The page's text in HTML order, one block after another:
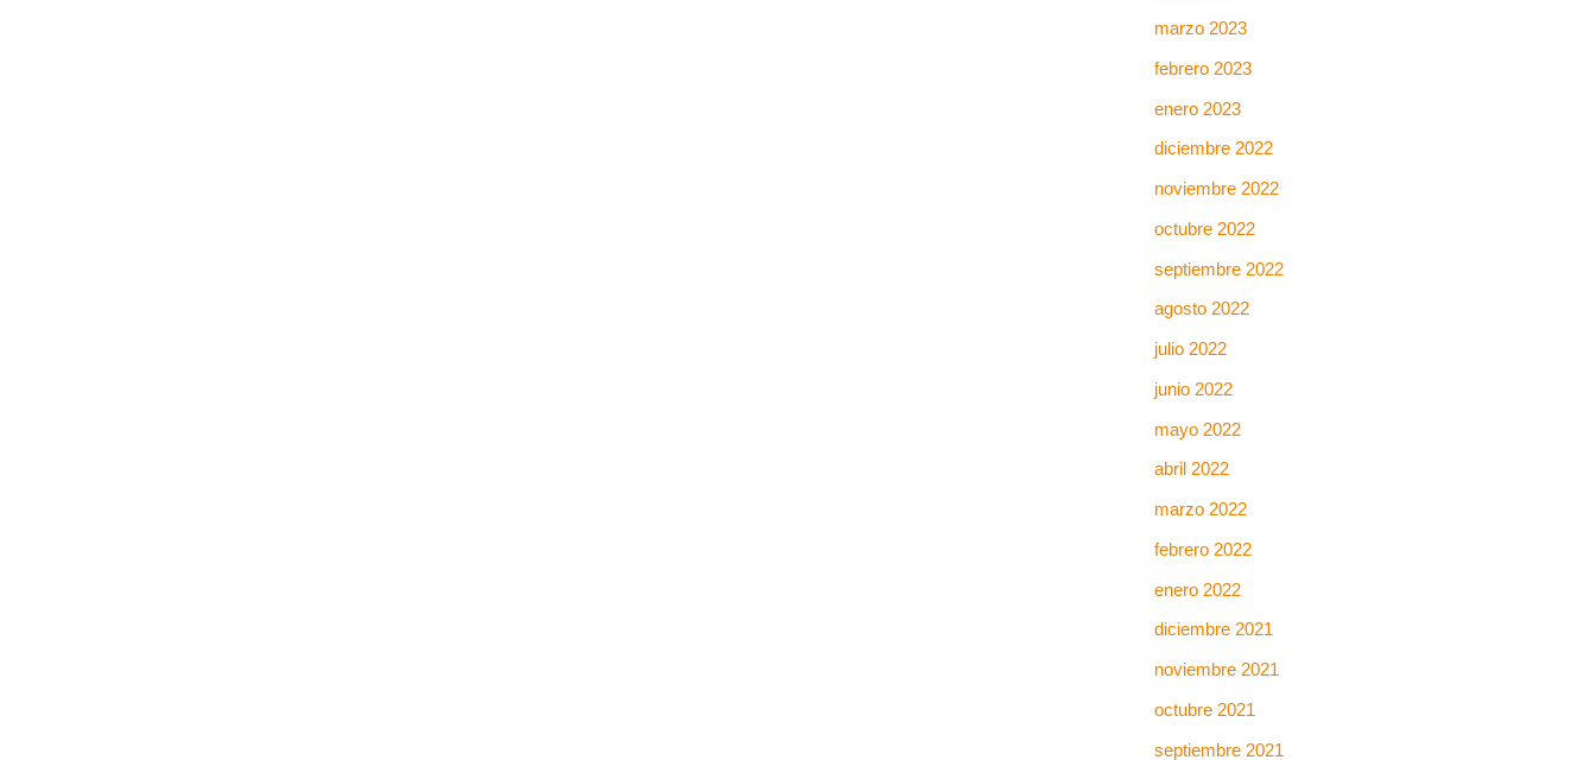
marzo 2023
febrero 2023
enero 2023
diciembre 2022
noviembre 2022
octubre 2022
septiembre 2022
agosto 2022
julio 2022
junio 2022
mayo 2022
abril 2022
marzo 2022
febrero 2022
enero 2022
diciembre 2021
noviembre 2021
octubre 2021
septiembre 2021